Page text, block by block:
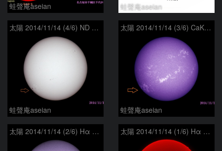
蛙聲庵aseian 蛙聲庵aseian
太陽 2014/11/14 (4/6) ND 戻ってきた活動領域
蛙聲庵aseian
太陽 2014/11/14 (3/6) CaK 戻ってきた活動領域
蛙聲庵aseian
太陽 2014/11/14 (2/6) Hα B 戻ってきた活動領域 太陽 2014/11/14 (1/6) Hα R-B 戻ってきた活動領域